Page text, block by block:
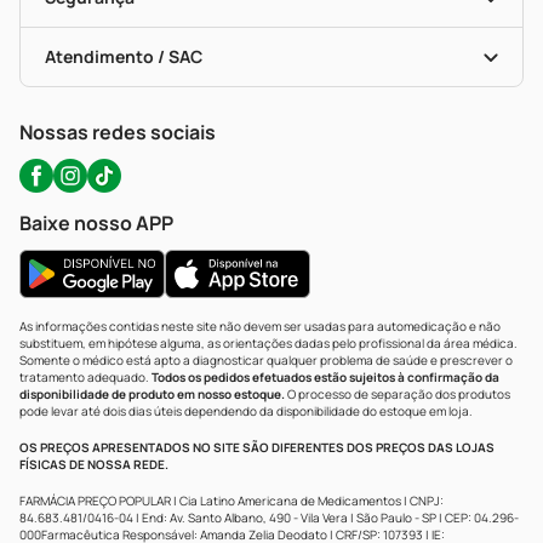
Troca E Devolução
Bulas De A A Z
Políticas De Marketplace
Testes Rápidos
Autoteste Covid-19
Certificado De Segurança
Portal Da Privacidade
Atendimento / SAC
WhatsApp (47) 9202-1687
Nossas redes sociais
Baixe nosso APP
As informações contidas neste site não devem ser usadas para automedicação e não
substituem, em hipótese alguma, as orientações dadas pelo profissional da área médica.
Somente o médico está apto a diagnosticar qualquer problema de saúde e prescrever o
tratamento adequado. Todos os pedidos efetuados estão sujeitos à confirmação da
disponibilidade de produto em nosso estoque.O processo de separação dos produtos
pode levar até dois dias úteis dependendo da disponibilidade do estoque em loja.
OS PREÇOS APRESENTADOS NO SITE SÃO DIFERENTES DOS PREÇOS DAS LOJAS
FÍSICAS DE NOSSA REDE.
FARMÁCIA PREÇO POPULAR | Cia Latino Americana de Medicamentos | CNPJ:
84.683.481/0416-04 | End: Av. Santo Albano, 490 - Vila Vera | São Paulo - SP | CEP: 04.296-
000Farmacêutica Responsável: Amanda Zelia Deodato | CRF/SP: 107393 | IE: